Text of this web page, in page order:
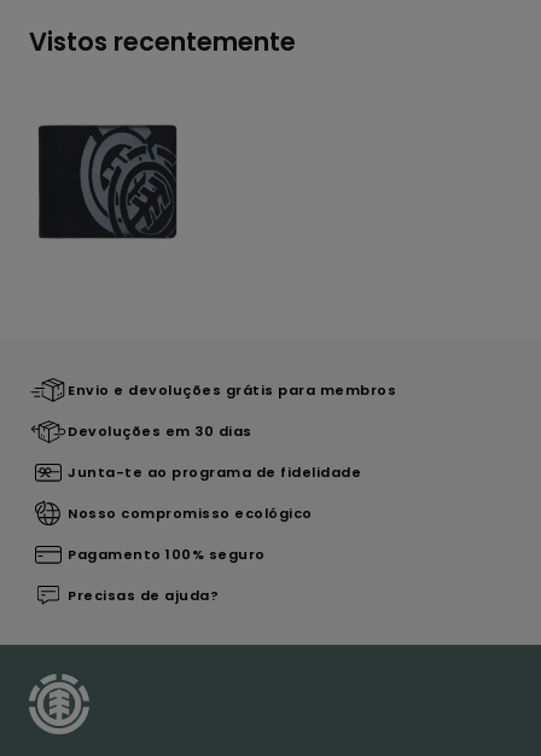
Vistos recentemente
Envio e devoluções grátis para membros
Devoluções em 30 dias
Junta-te ao programa de fidelidade
Nosso compromisso ecológico
Pagamento 100% seguro
Precisas de ajuda?